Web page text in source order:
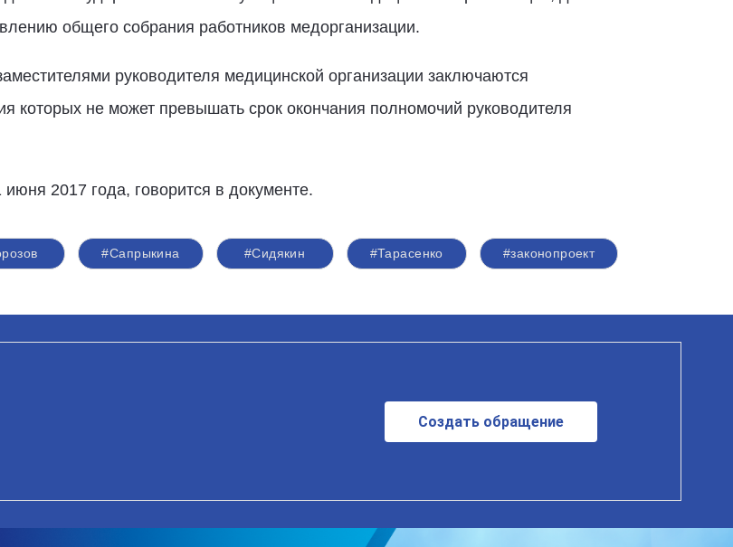
общего собрания работников медорганизации.
руководителя медицинской организации заключаются
которых не может превышать срок окончания полномочий руководителя
2017 года, говорится в документе.
#Сапрыкина #Сидякин #Тарасенко #законопроект
Создать обращение